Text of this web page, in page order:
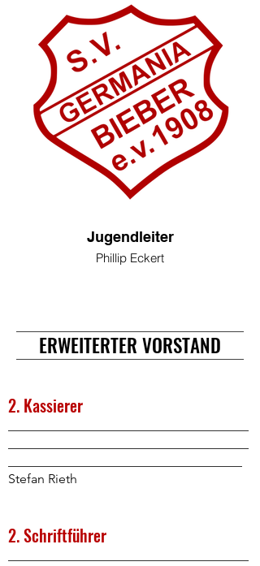
Jugendleiter
Phillip Eckert
ERWEITERTER VORSTAND
2. Kassierer
Stefan Rieth
2. Schriftführer